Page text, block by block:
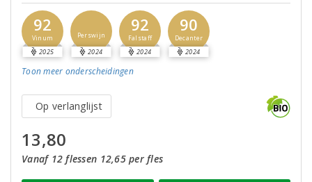
92
Vinum
2025
Perswijn
2024
92
Falstaff
2024
90
Decanter
2024
Toon meer onderscheidingen
Op verlanglijst
13,80
Vanaf 12 flessen 12,65 per fles